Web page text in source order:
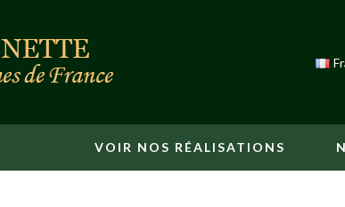
VOIR NOS RÉALISATIONS